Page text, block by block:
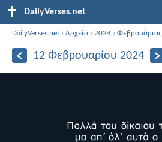
DailyVerses.net
DailyVerses.net ›Αρχείο ›2024 ›Φεβρουάριος
12 Φεβρουαρίου 2024